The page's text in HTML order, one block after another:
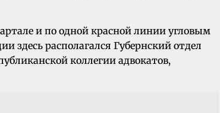
и по одной красной линии угловым
здесь располагался Губернский отдел
коллегии адвокатов,